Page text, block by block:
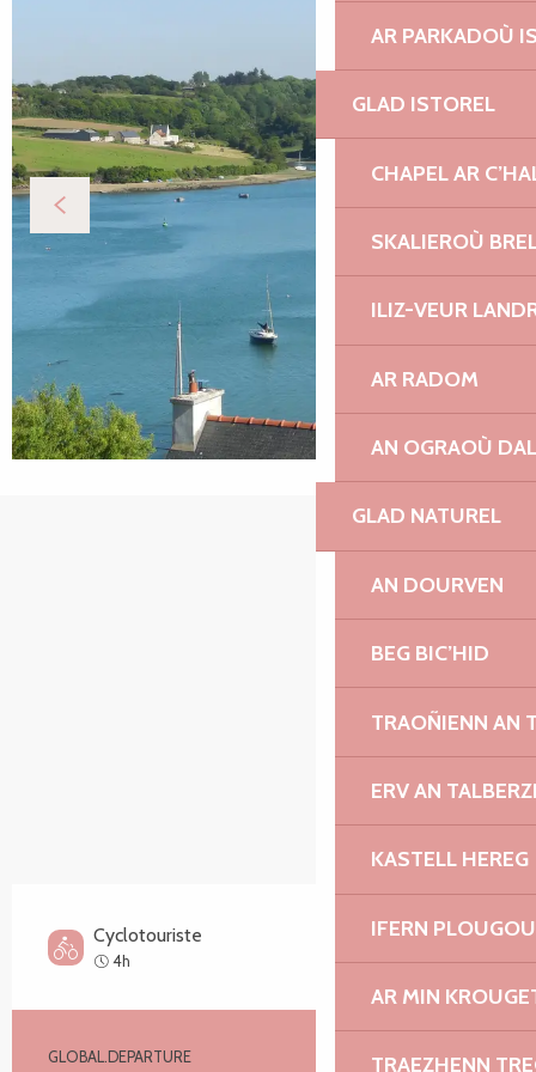
AR PARKADOÙ
GLAD ISTOREL
CHAPEL AR
SKALIEROÙ
ILIZ-VEUR
AR RADOM
AN OGRAOÙ
GLAD NATUREL
AN DOURVEN
BEG BIC’HID
TRAOÑIENN AN
ERV AN
KASTELL HEREG
IFERN
AR MIN
TRAEZHENN
Cyclotouriste
4h Difficile
Informations pratiques
GLOBAL.DEPARTURE Tréguier